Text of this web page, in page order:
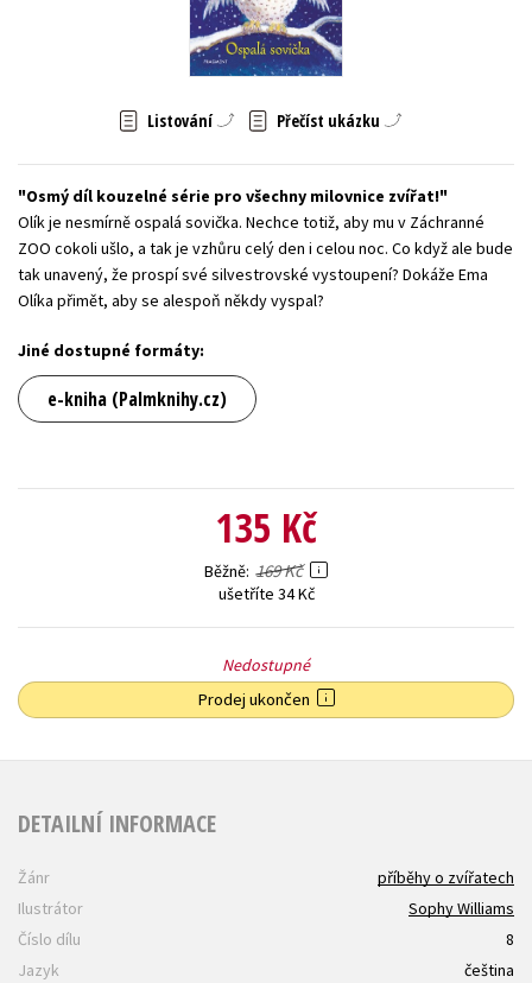
Zahraniční literatura
Listování Přečíst ukázku
Osmý díl kouzelné série pro všechny milovnice zvířat!
Olík je nesmírně ospalá sovička. Nechce totiž, aby mu v Záchranné
ZOO cokoli ušlo, a tak je vzhůru celý den i celou noc. Co když ale bude
tak unavený, že prospí své silvestrovské vystoupení? Dokáže Ema
Olíka přimět, aby se alespoň někdy vyspal?
Jiné dostupné formáty:
e-kniha (Palmknihy.cz)
135 Kč
Běžně 169 Kč
ušetříte 34 Kč
Nedostupné
Prodej ukončen
DETAILNÍ INFORMACE
Žánr
příběhy o zvířatech
Ilustrátor
Sophy Williams
Číslo dílu
8
Jazyk
čeština